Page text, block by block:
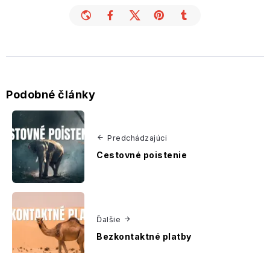
Podobné články
Predchádzajúci
Cestovné poistenie
Ďalšie
Bezkontaktné platby